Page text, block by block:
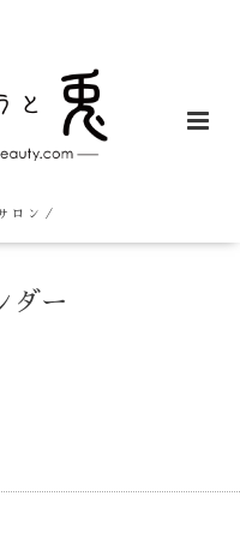
ロ ン ／
ダー